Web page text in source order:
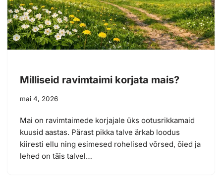
Milliseid ravimtaimi korjata mais?
mai 4, 2026
Mai on ravimtaimede korjajale üks ootusrikkamaid
kuusid aastas. Pärast pikka talve ärkab loodus
kiiresti ellu ning esimesed rohelised võrsed, õied ja
lehed on täis talvel…